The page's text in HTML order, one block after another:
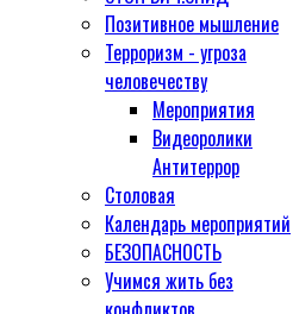
Позитивное мышление
Терроризм - угроза
человечеству
Мероприятия
Видеоролики
Антитеррор
Столовая
Календарь мероприятий
БЕЗОПАСНОСТЬ
Учимся жить без